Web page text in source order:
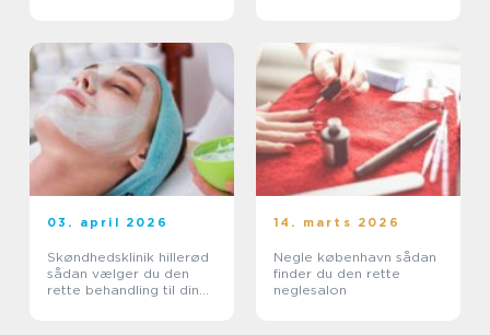
03. april 2026
Skøndhedsklinik hillerød
sådan vælger du den
rette behandling til din
14. marts 2026
Negle københavn sådan
finder du den rette
neglesalon